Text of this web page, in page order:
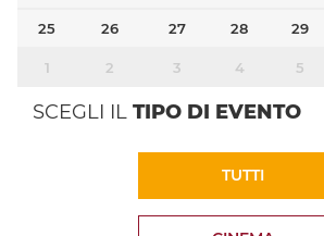
25 26 27 28 29
1 2 3 4 5
SCEGLI IL TIPO DI EVENTO
TUTTI